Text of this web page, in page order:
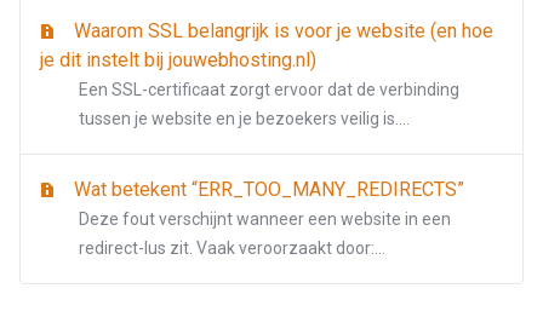
Waarom SSL belangrijk is voor je website (en hoe
je dit instelt bij jouwebhosting.nl)
Een SSL-certificaat zorgt ervoor dat de verbinding
tussen je website en je bezoekers veilig is....
Wat betekent “ERR_TOO_MANY_REDIRECTS”
Deze fout verschijnt wanneer een website in een
redirect-lus zit. Vaak veroorzaakt door:...